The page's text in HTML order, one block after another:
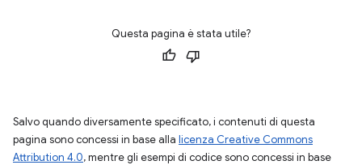
Questa pagina è stata utile?
Salvo quando diversamente specificato, i contenuti di questa
pagina sono concessi in base alla licenza Creative Commons
Attribution 4.0, mentre gli esempi di codice sono concessi in base